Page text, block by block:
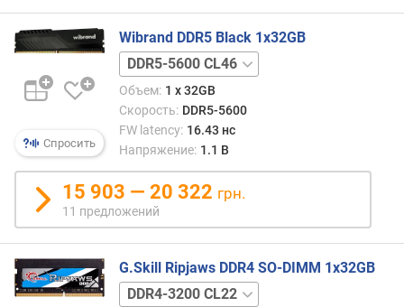
п
о
о
л
ч
е
т
п
р
е
Спросить
Wibrand DDR5 Black 1x32GB
DDR5-
6000
CL48
Объем: 1 x 32GB
Скорость: DDR5-5600
FW latency: 16.43 нс
Напряжение: 1.1 В
15 903 — 20 322 грн.
11 предложений
G.Skill Ripjaws DDR4 SO-DIMM 1x32GB
DDR4-